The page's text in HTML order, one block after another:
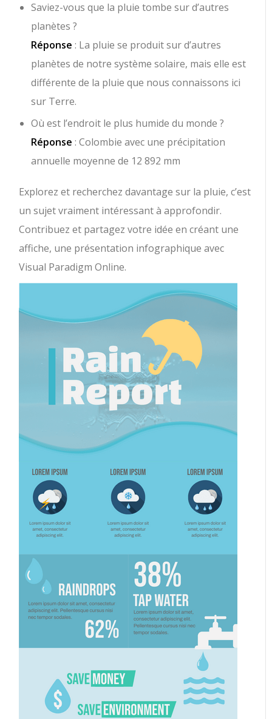
Saviez-vous que la pluie tombe sur d’autres
planètes ?
Réponse : La pluie se produit sur d’autres
planètes de notre système solaire, mais elle est
différente de la pluie que nous connaissons ici
sur Terre.
Où est l’endroit le plus humide du monde ?
Réponse : Colombie avec une précipitation
annuelle moyenne de 12 892 mm
Explorez et recherchez davantage sur la pluie, c’est
un sujet vraiment intéressant à approfondir.
Contribuez et partagez votre idée en créant une
affiche, une présentation infographique avec
Visual Paradigm Online.